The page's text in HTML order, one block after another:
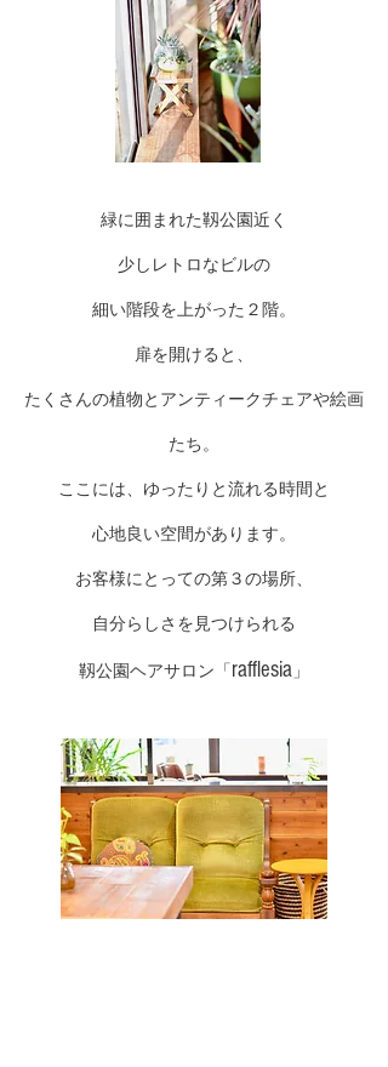
緑に囲まれた靱公園近く
少しレトロなビルの
細い階段を上がった２階。
扉を開けると、
たくさんの植物とアンティークチェアや絵画
たち。
ここには、ゆったりと流れる時間と
心地良い空間があります。
お客様にとっての第３の場所、
自分らしさを見つけられる
靱公園ヘアサロン「 rafflesia 」